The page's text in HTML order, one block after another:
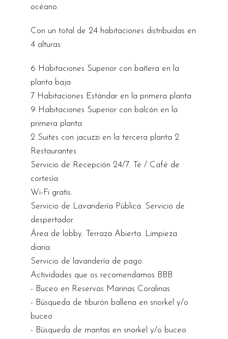
océano.
Con un total de 24 habitaciones distribuidas en
4 alturas:
6 Habitaciones Superior con bañera en la
planta baja
7 Habitaciones Estándar en la primera planta
9 Habitaciones Superior con balcón en la
primera planta
2 Suites con jacuzzi en la tercera planta 2
Restaurantes
Servicio de Recepción 24/7. Té / Café de
cortesía.
Wi-Fi gratis.
Servicio de Lavandería Pública. Servicio de
despertador.
Área de lobby. Terraza Abierta. Limpieza
diaria.
Servicio de lavandería de pago.
Actividades que os recomendamos BBB
- Buceo en Reservas Marinas Coralinas
- Búsqueda de tiburón ballena en snorkel y/o
buceo
- Búsqueda de mantas en snorkel y/o buceo